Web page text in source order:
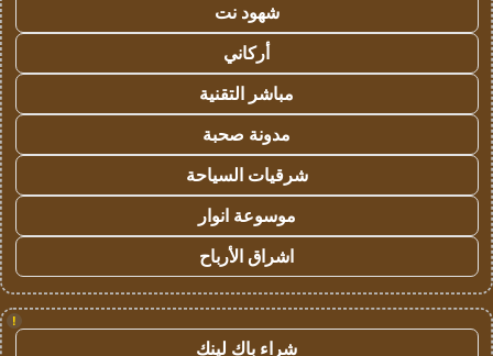
شهود نت
أركاني
مباشر التقنية
مدونة صحبة
شرقيات السياحة
موسوعة انوار
اشراق الأرباح
!
شراء باك لينك